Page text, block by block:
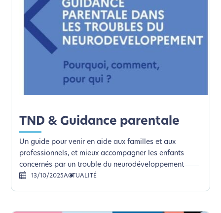
TND & Guidance parentale
Un guide pour venir en aide aux familles et aux
professionnels, et mieux accompagner les enfants
concernés par un trouble du neurodéveloppement
13/10/2025ACTUALITÉ